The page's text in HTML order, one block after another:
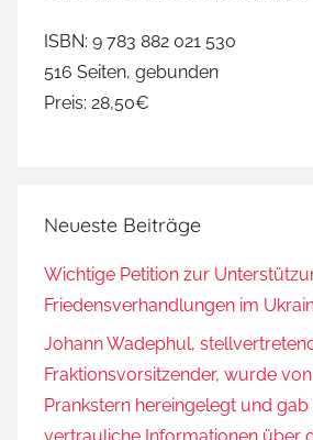
ISBN: 9 783 882 021 530
516 Seiten, gebunden
Preis: 28,50€
Neueste Beiträge
Wichtige Petition zur
Friedensverhandlungen im
Johann Wadephul,
Fraktionsvorsitzender, wurde
Prankstern hereingelegt und gab
vertrauliche Informationen über